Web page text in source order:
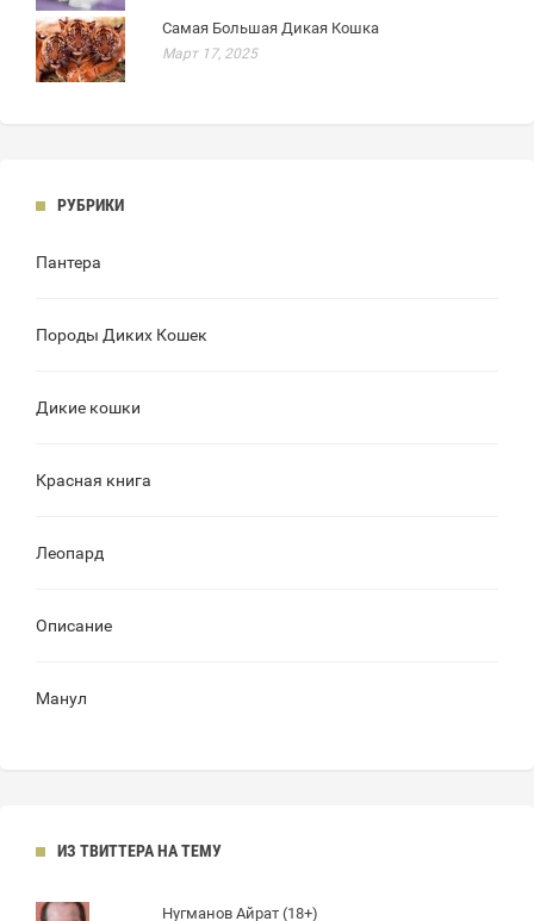
Самая Большая Дикая Кошка
Март 17, 2025
РУБРИКИ
Пантера
Породы Диких Кошек
Дикие кошки
Красная книга
Леопард
Описание
Манул
ИЗ ТВИТТЕРА НА ТЕМУ
Нугманов Айрат (18+)